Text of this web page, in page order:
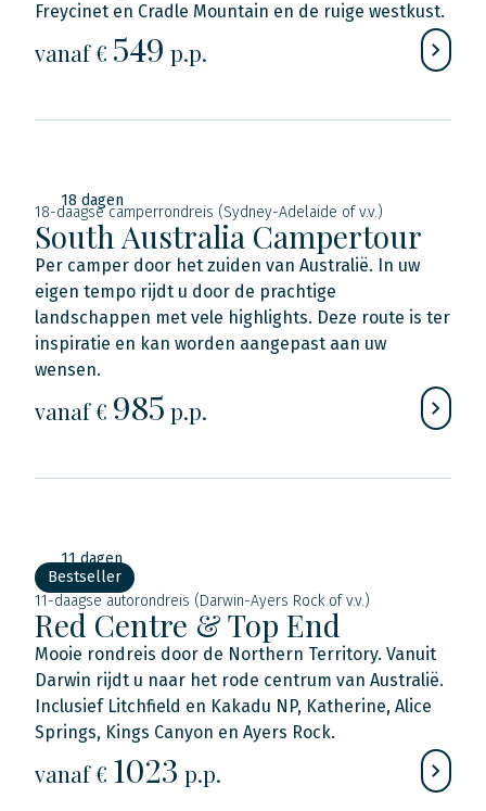
Freycinet en Cradle Mountain en de ruige westkust.
vanaf € 549 p.p.
18 dagen
18-daagse camperrondreis (Sydney-Adelaide of v.v.)
South Australia Campertour
Per camper door het zuiden van Australië. In uw
eigen tempo rijdt u door de prachtige
landschappen met vele highlights. Deze route is ter
inspiratie en kan worden aangepast aan uw
wensen.
vanaf € 985 p.p.
11 dagen
Bestseller
11-daagse autorondreis (Darwin-Ayers Rock of v.v.)
Red Centre & Top End
Mooie rondreis door de Northern Territory. Vanuit
Darwin rijdt u naar het rode centrum van Australië.
Inclusief Litchfield en Kakadu NP, Katherine, Alice
Springs, Kings Canyon en Ayers Rock.
vanaf € 1023 p.p.